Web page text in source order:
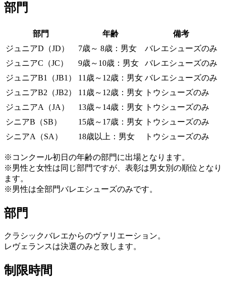
部門
部門 年齢
備考
ジュニアD（JD）
7歳～ 8歳：男女
バレエシューズのみ
ジュニアC（JC）
9歳～10歳：男女
バレエシューズのみ
ジュニアB1（JB1）
11歳～12歳：男女 バレエシューズのみ
ジュニアB2（JB2）
11歳～12歳：男女 トウシューズのみ
ジュニアA（JA）
13歳～14歳：男女 トウシューズのみ
シニアB（SB）
15歳～17歳：男女 トウシューズのみ
シニアA（SA）
18歳以上：男女 トウシューズのみ
※コンクール初日の年齢の部門に出場となります。
※男性と女性は同じ部門ですが、表彰は男女別の順位となり
ます。
※男性は全部門バレエシューズのみです。
部門
クラシックバレエからのヴァリエーション。
レヴェランスは決選のみと致します。
制限時間